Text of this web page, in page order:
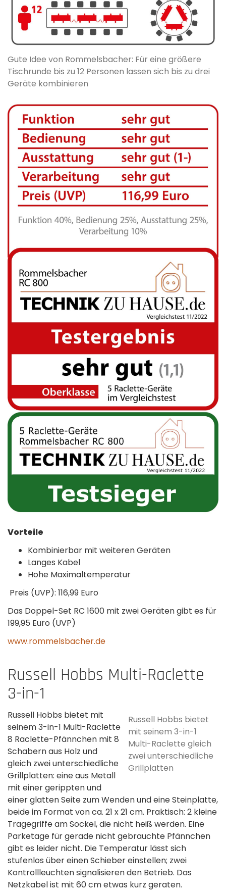
Gute Idee von Rommelsbacher: Für eine größere
Tischrunde bis zu 12 Personen lassen sich bis zu drei
Geräte kombinieren
Vorteile
Kombinierbar mit weiteren Geräten
Langes Kabel
Hohe Maximaltemperatur
Preis (UVP): 116,99 Euro
Das Doppel-Set RC 1600 mit zwei Geräten gibt es für
199,95 Euro (UVP)
www.rommelsbacher.de
Russell Hobbs Multi-Raclette
3-in-1
Russell Hobbs bietet
mit seinem 3-in-1
Multi-Raclette gleich
zwei unterschiedliche
Grillplatten
Russell Hobbs bietet mit
seinem 3-in-1 Multi-Raclette
8 Raclette-Pfännchen mit 8
Schabern aus Holz und
gleich zwei unterschiedliche
Grillplatten: eine aus Metall
mit einer gerippten und
einer glatten Seite zum Wenden und eine Steinplatte,
beide im Format von ca. 21 x 21 cm. Praktisch: 2 kleine
Tragegriffe am Sockel, die nicht heiß werden. Eine
Parketage für gerade nicht gebrauchte Pfännchen
gibt es leider nicht. Die Temperatur lässt sich
stufenlos über einen Schieber einstellen; zwei
Kontrollleuchten signalisieren den Betrieb. Das
Netzkabel ist mit 60 cm etwas kurz geraten.